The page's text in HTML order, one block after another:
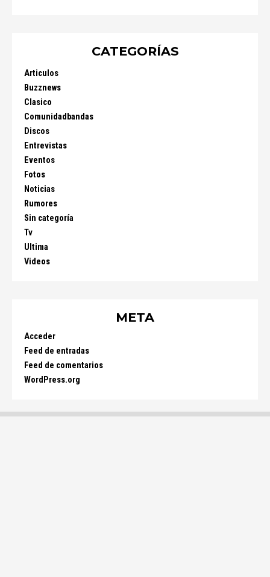
CATEGORÍAS
Articulos
Buzznews
Clasico
Comunidadbandas
Discos
Entrevistas
Eventos
Fotos
Noticias
Rumores
Sin categoría
Tv
Ultima
Videos
META
Acceder
Feed de entradas
Feed de comentarios
WordPress.org